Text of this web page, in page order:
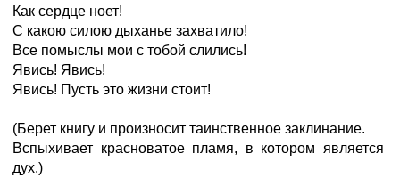
Как сердце ноет!
С какою силою дыханье захватило!
Все помыслы мои с тобой слились!
Явись! Явись!
Явись! Пусть это жизни стоит!
(Берет книгу и произносит таинственное заклинание.
Вспыхивает красноватое пламя, в котором является
дух.)